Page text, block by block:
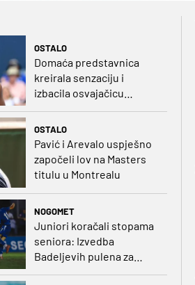
OSTALO
Domaća predstavnica
kreirala senzaciju i
izbacila osvajačicu
OSTALO
Pavić i Arevalo uspješno
započeli lov na Masters
titulu u Montrealu
NOGOMET
Juniori koračali stopama
seniora: Izvedba
Badeljevih pulena za
čistu peticu protiv